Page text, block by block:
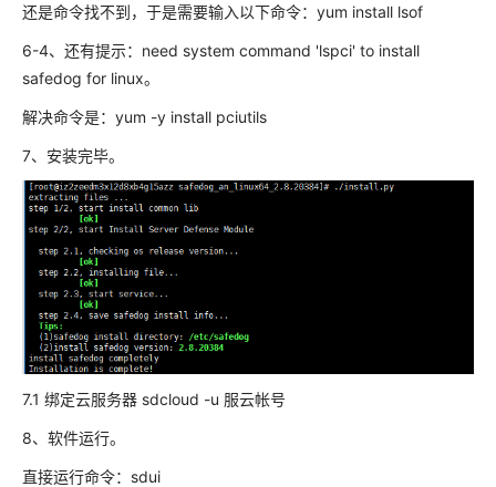
还是命令找不到，于是需要输入以下命令：yum install lsof
6-4、还有提示：need system command 'lspci' to install
safedog for linux。
解决命令是：yum -y install pciutils
7、安装完毕。
7.1 绑定云服务器 sdcloud -u 服云帐号
8、软件运行。
直接运行命令：sdui